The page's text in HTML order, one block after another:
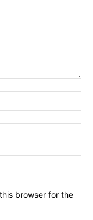
browser for the